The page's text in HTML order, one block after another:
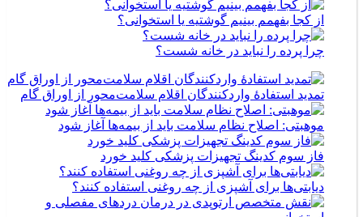
از کجا بفهمم بینیم گوشتیه یا استخوانی؟
چرا پرده را نباید در خانه شست؟
تمدید استفادۀ واردکنندگان اقلام سلامت‌محور از اوراق گام
موهبتی: اصلاح نظام سلامت باید از بیمه‌ها آغاز شود
فاز سوم کدینگ تجهیزات پزشکی کلید خورد
دیابتی‌ها برای آشپزی از چه روغنی استفاده کنند؟